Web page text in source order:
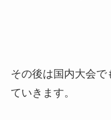
その後は国内大会
ていきます。